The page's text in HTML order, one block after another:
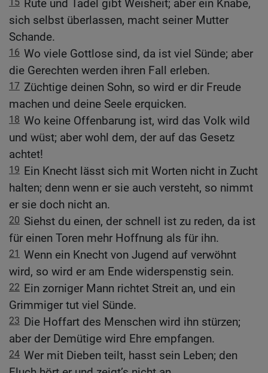
Rute und Tadel gibt Weisheit; aber ein Knabe,
sich selbst überlassen, macht seiner Mutter
Schande.
16 Wo viele Gottlose sind, da ist viel Sünde; aber
die Gerechten werden ihren Fall erleben.
17 Züchtige deinen Sohn, so wird er dir Freude
machen und deine Seele erquicken.
18 Wo keine Offenbarung ist, wird das Volk wild
und wüst; aber wohl dem, der auf das Gesetz
achtet!
19 Ein Knecht lässt sich mit Worten nicht in Zucht
halten; denn wenn er sie auch versteht, so nimmt
er sie doch nicht an.
20 Siehst du einen, der schnell ist zu reden, da ist
für einen Toren mehr Hoffnung als für ihn.
21 Wenn ein Knecht von Jugend auf verwöhnt
wird, so wird er am Ende widerspenstig sein.
22 Ein zorniger Mann richtet Streit an, und ein
Grimmiger tut viel Sünde.
23 Die Hoffart des Menschen wird ihn stürzen;
aber der Demütige wird Ehre empfangen.
24 Wer mit Dieben teilt, hasst sein Leben; den